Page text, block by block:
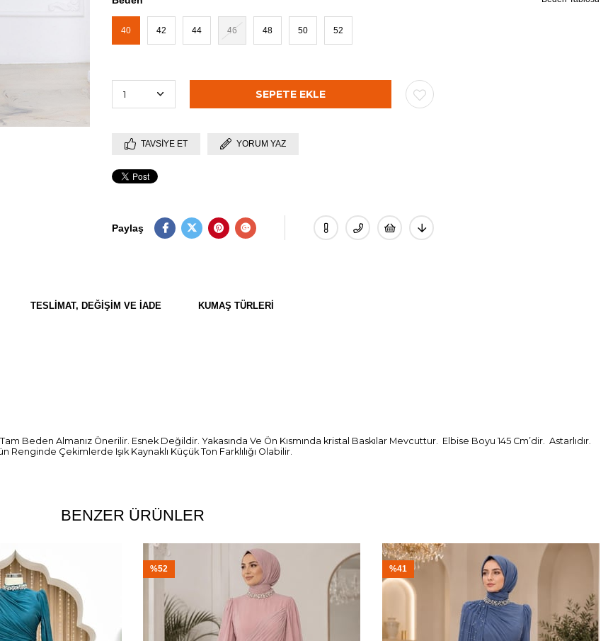
40 42 44 46 48 50 52
TAVSIYE ET YORUM YAZ
Paylaş
TESLIMAT, DEĞIŞIM VE İADE KUMAŞ TÜRLERI
Beden Almanız Önerilir. Esnek Değildir. Yakasında Ve Ön Kısmında kristal Baskılar Mevcuttur. Elbise Boyu 145 Cm’dir. Astarlıdır.
Çekimlerde Işık Kaynaklı Küçük Ton Farklılığı Olabilir.
BENZER ÜRÜNLER
%52 %41